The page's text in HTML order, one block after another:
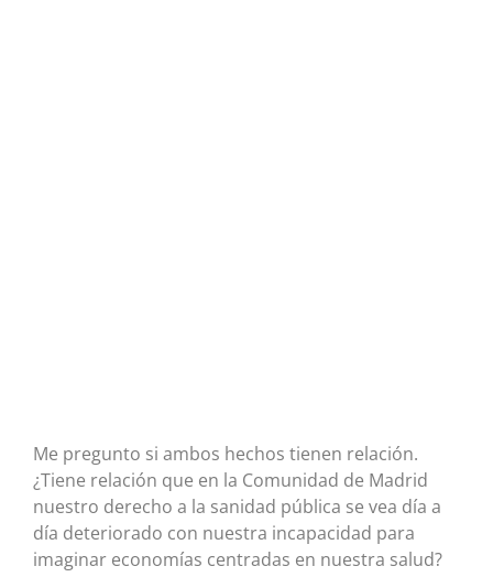
Me pregunto si ambos hechos tienen relación.
¿Tiene relación que en la Comunidad de Madrid
nuestro derecho a la sanidad pública se vea día a
día deteriorado con nuestra incapacidad para
imaginar economías centradas en nuestra salud?